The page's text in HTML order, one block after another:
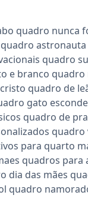
quadro nunca
quadro
e branco quadro
quadro de
gato
quadro de
quadro
para quarto
quadros para
dia das mães
quadro